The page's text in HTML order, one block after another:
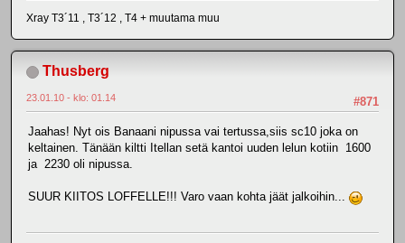
Xray T3´11 , T3´12 , T4 + muutama muu
Thusberg
#871
23.01.10 - klo: 01.14
Jaahas! Nyt ois Banaani nipussa vai tertussa,siis sc10 joka on
keltainen. Tänään kiltti Itellan setä kantoi uuden lelun kotiin 1600
ja 2230 oli nipussa.
SUUR KIITOS LOFFELLE!!! Varo vaan kohta jäät jalkoihin...